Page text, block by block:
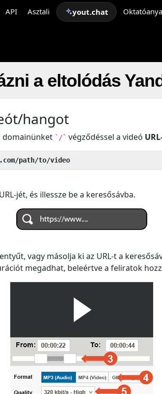
API Asztali yout.chat
a eltolódás
hangot
domainünket `/` végződéssel a videó
path/to/video
jét, és illessze be a keresősávba.
vagy másolja ki az URL-t a
megadhat, beleértve a feliratok